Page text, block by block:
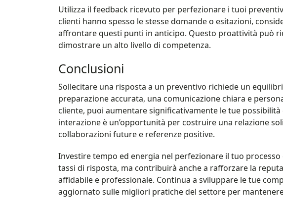
Utilizza il feedback ricevuto per perfezionare i tuoi
clienti hanno spesso le stesse domande o esitazioni,
affrontare questi punti in anticipo. Questo proattività può
dimostrare un alto livello di competenza.
Conclusioni
Sollecitare una risposta a un preventivo richiede un
preparazione accurata, una comunicazione chiara e
cliente, puoi aumentare significativamente le tue possibilità
interazione è un’opportunità per costruire una relazione
collaborazioni future e referenze positive.
Investire tempo ed energia nel perfezionare il tuo
tassi di risposta, ma contribuirà anche a rafforzare la
affidabile e professionale. Continua a sviluppare le tue
aggiornato sulle migliori pratiche del settore per